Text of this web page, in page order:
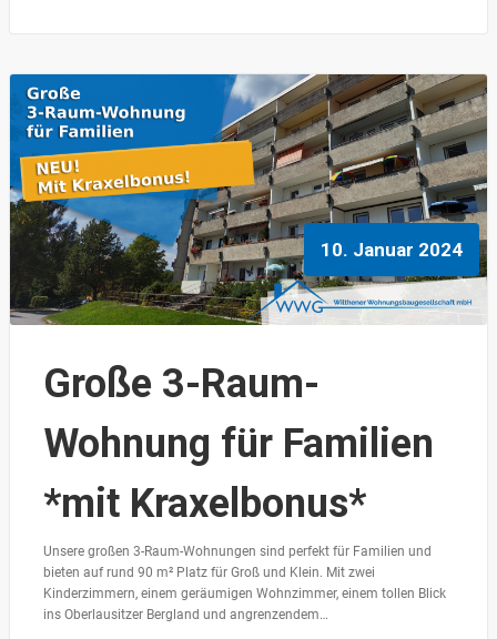
10. Januar 2024
Große 3-Raum-
Wohnung für Familien
*mit Kraxelbonus*
Unsere großen 3-Raum-Wohnungen sind perfekt für Familien und
bieten auf rund 90 m² Platz für Groß und Klein. Mit zwei
Kinderzimmern, einem geräumigen Wohnzimmer, einem tollen Blick
ins Oberlausitzer Bergland und angrenzendem…